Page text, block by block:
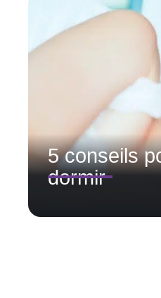
5 conseils
dormir